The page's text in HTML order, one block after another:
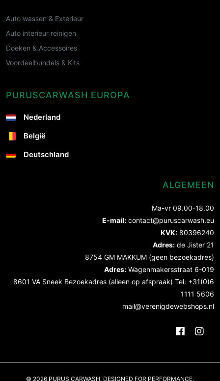
Auto wassen & Exterieur
Auto interieur reinigen
Doeken & Accessoires
Voordeelbundels & Kits
PURUSCARWASH EUROPA
Nederland
België
Deutschland
ALGEMEEN
Ma-vr 09.00-18.00
E-mail: contact@puruscarwash.eu
KVK: 80396240
Adres: de Jister 21
8754 GM MAKKUM (geen bezoekadres)
Adres: Wagenmakersstraat 6-019
8601 VA Sneek Bezoekadres (alleen op afspraak) Tel: +31(0)6
1111 5606
mail@verenigdewebshops.nl
© 2026 PURUS CARWASH. DESIGNED FOR PERFORMANCE.